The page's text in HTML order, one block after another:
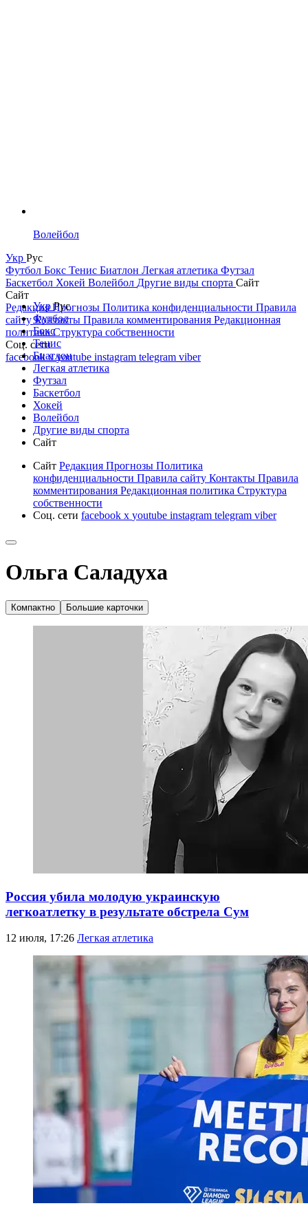
Волейбол
Укр Рус
Футбол Бокс Тенис Биатлон Легкая атлетика Футзал
Баскетбол Хокей Волейбол Другие виды спорта Сайт
Сайт
РедакцияПрогнозы Политика конфиденциальности Правила
сайтуКонтакты Правила комментирования Редакционная
политикаСтруктура собственности
Соц. сети
facebookxyoutube instagram telegram viber
УкрРус
Футбол
Бокс
Тенис
Биатлон
Легкая атлетика
Футзал
Баскетбол
Хокей
Волейбол
Другие виды спорта
Сайт
Сайт Редакция Прогнозы Политика
конфиденциальности Правила сайту Контакты Правила
комментирования Редакционная политика Структура
собственности
Соц. сети facebook x youtube instagram telegram viber
Ольга Саладуха
Компактно Большие карточки
Россия убила молодую украинскую
легкоатлетку в результате обстрела Сум
12 июля, 17:26 Легкая атлетика